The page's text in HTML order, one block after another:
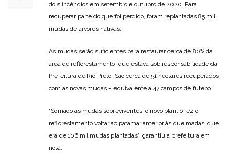
dois incêndios em setembro e outubro de 2020. Para
recuperar parte do que foi perdido, foram replantadas 85 mil
mudas de árvores nativas.
As mudas serão suficientes para restaurar cerca de 80% da
área de reflorestamento, que estava sob responsabilidade da
Prefeitura de Rio Preto. São cerca de 51 hectares recuperados
com as novas mudas – equivalente a 47 campos de futebol.
“Somado às mudas sobreviventes, o novo plantio fez o
reflorestamento voltar ao patamar anterior às queimadas, que
era de 106 mil mudas plantadas”, garantiu a prefeitura em
nota.